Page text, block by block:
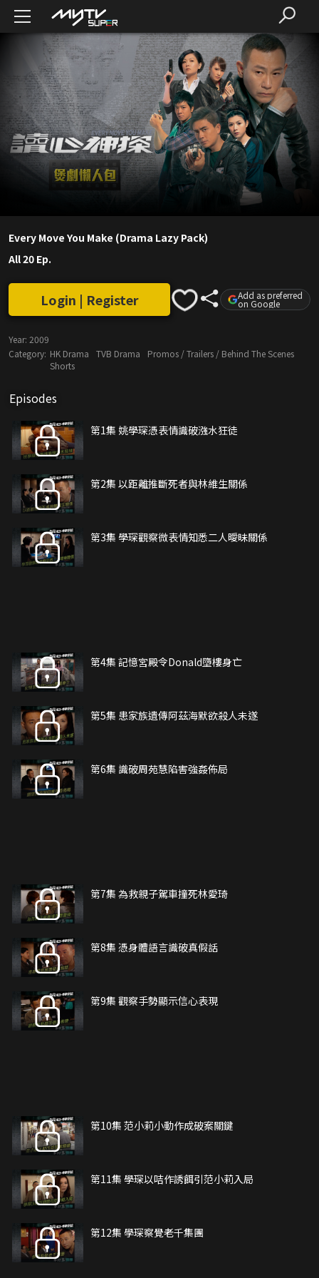
Every Move You Make (Drama Lazy Pack)
All 20 Ep.
Login | Register Add as preferred
on Google
Year: 2009
Category: HK Drama TVB Drama
Promos / Trailers / Behind The Scenes
Shorts
Episodes
第1集 姚學琛憑表情識破漒水狂徒
第2集 以距離推斷死者與林維生關係
第3集 學琛觀察微表情知悉二人曖昧關係
第4集 記憶宮殿令Donald墮樓身亡
第5集 患家族遺傳阿茲海默欲殺人未遂
第6集 識破周苑慧陷害強姦佈局
第7集 為救親子駕車撞死林愛琦
第8集 憑身體語言識破真假話
第9集 觀察手勢顯示信心表現
第10集 范小莉小動作成破案關鍵
第11集 學琛以咭作誘餌引范小莉入局
第12集 學琛察覺老千集團